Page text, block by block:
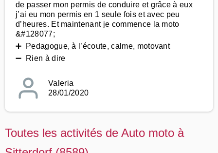
de passer mon permis de conduire et grâce à eux
j’ai eu mon permis en 1 seule fois et avec peu
d’heures. Et maintenant je commence la moto
&#128077;
➕ Pedagogue, à l’écoute, calme, motovant
➖ Rien à dire
Valeria
28/01/2020
Toutes les activités de Auto moto à